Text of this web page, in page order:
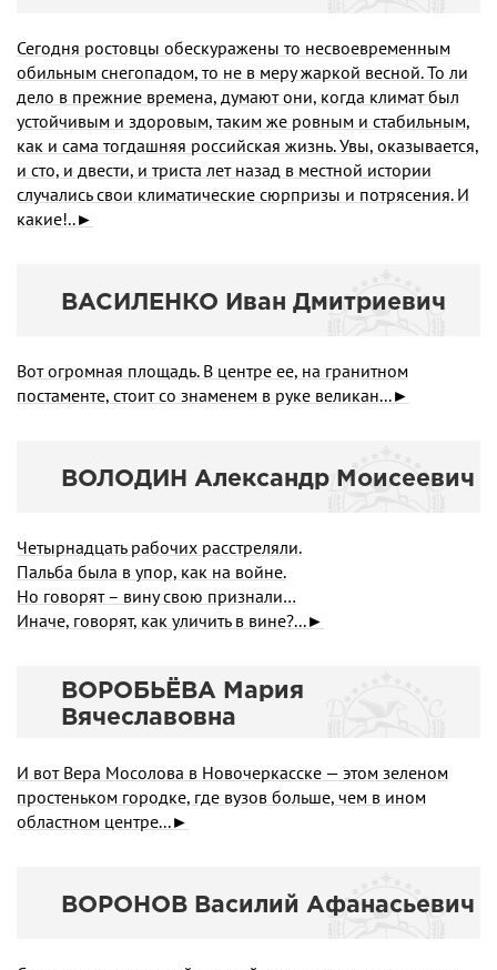
Сегодня ростовцы обескуражены то несвоевремен­ным
обильным снегопадом, то не в меру жаркой вес­ной. То ли
дело в прежние времена, думают они, когда климат был
устойчивым и здоровым, таким же ровным и стабильным,
как и сама тогдашняя российская жизнь. Увы, оказывается,
и сто, и двести, и триста лет назад в местной истории
случались свои климатические сюрп­ризы и потрясения. И
какие!..►
ВАСИЛЕНКО Иван Дмитриевич
Вот огромная площадь. В центре ее, на гранитном
постаменте, стоит со знаменем в руке великан...►
ВОЛОДИН Александр Моисеевич
Четырнадцать рабочих расстреляли.
Пальба была в упор, как на войне.
Но говорят – вину свою признали…
Иначе, говорят, как уличить в вине?...►
ВОРОБЬЁВА Мария
Вячеславовна
И вот Вера Мосолова в Новочеркасске — этом зеленом
простеньком городке, где вузов больше, чем в ином
областном центре...►
ВОРОНОВ Василий Афанасьевич